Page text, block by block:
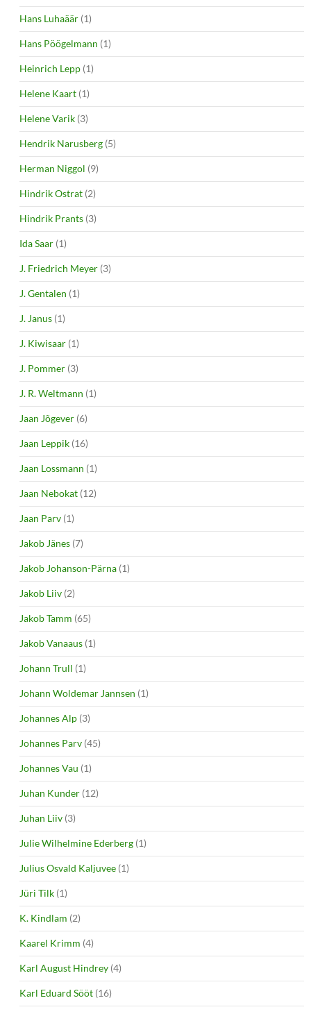
Hans Luhaäär (1)
Hans Pöögelmann (1)
Heinrich Lepp (1)
Helene Kaart (1)
Helene Varik (3)
Hendrik Narusberg (5)
Herman Niggol (9)
Hindrik Ostrat (2)
Hindrik Prants (3)
Ida Saar (1)
J. Friedrich Meyer (3)
J. Gentalen (1)
J. Janus (1)
J. Kiwisaar (1)
J. Pommer (3)
J. R. Weltmann (1)
Jaan Jõgever (6)
Jaan Leppik (16)
Jaan Lossmann (1)
Jaan Nebokat (12)
Jaan Parv (1)
Jakob Jänes (7)
Jakob Johanson-Pärna (1)
Jakob Liiv (2)
Jakob Tamm (65)
Jakob Vanaaus (1)
Johann Trull (1)
Johann Woldemar Jannsen (1)
Johannes Alp (3)
Johannes Parv (45)
Johannes Vau (1)
Juhan Kunder (12)
Juhan Liiv (3)
Julie Wilhelmine Ederberg (1)
Julius Osvald Kaljuvee (1)
Jüri Tilk (1)
K. Kindlam (2)
Kaarel Krimm (4)
Karl August Hindrey (4)
Karl Eduard Sööt (16)